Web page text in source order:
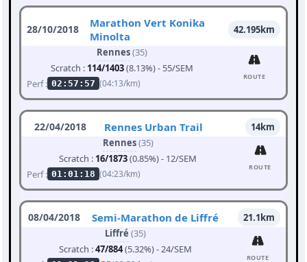
28/10/2018
Marathon Vert Konika
Minolta
42.195km
Rennes(35)
Scratch : 114/1403(8.13%) - 55/SEM
Perf : 02:57:57 (04:13/km)
ROUTE
22/04/2018 Rennes Urban Trail
14km
Rennes(35)
Scratch : 16/1873(0.85%) - 12/SEM
Perf : 01:01:18 (04:23/km)
ROUTE
08/04/2018 Semi-Marathon de Liffré
21.1km
Liffré (35)
Scratch :47/884(5.32%) - 24/SEM
ROUTE